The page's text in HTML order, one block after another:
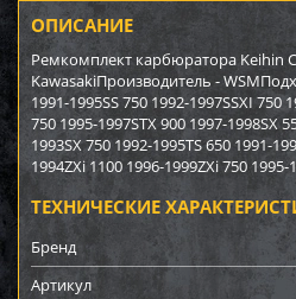
ОПИСАНИЕ
Ремкомплект карбюратора Keihin
KawasakiПроизводитель -
1991-1995SS 750 1992-1997SSXI 750
750 1995-1997STX 900 1997-1998SX
1993SX 750 1992-1995TS 650 1991-
1994ZXi 1100 1996-1999ZXi 750
ТЕХНИЧЕСКИЕ
Бренд
Артикул